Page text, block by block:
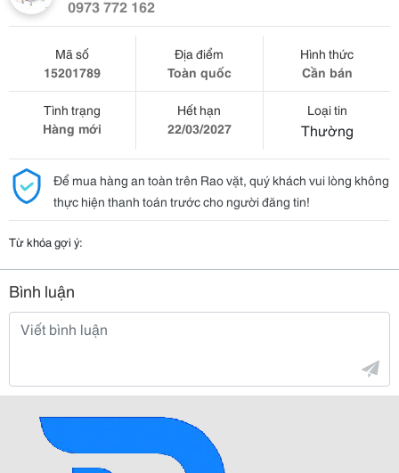
0973 772 162
Mã số
15201789
Địa điểm
Toàn quốc
Hình thức
Cần bán
Tình trạng
Hàng mới
Hết hạn
22/03/2027
Loại tin
Thường
Để mua hàng an toàn trên Rao vặt, quý khách vui lòng không
thực hiện thanh toán trước cho người đăng tin!
Từ khóa gợi ý:
Bình luận